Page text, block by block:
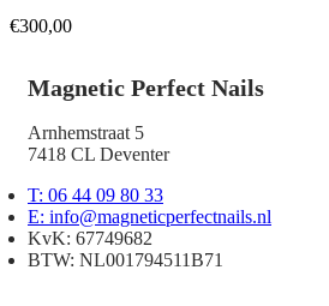
€300,00
Magnetic Perfect Nails
Arnhemstraat 5
7418 CL Deventer
T: 06 44 09 80 33
E: info@magneticperfectnails.nl
KvK: 67749682
BTW: NL001794511B71